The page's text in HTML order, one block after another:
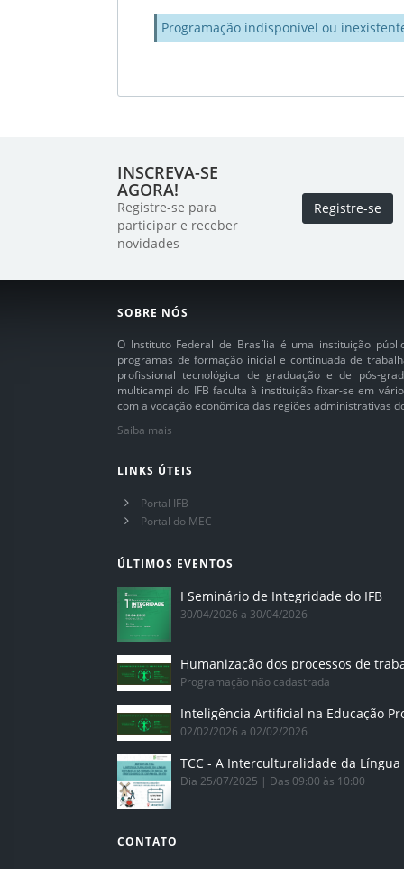
Programação indisponível ou
INSCREVA-SE
AGORA!
Registre-se para
participar e receber
novidades
Registre-se
SOBRE NÓS
O Instituto Federal de Brasília é uma instituição
programas de formação inicial e continuada de
profissional tecnológica de graduação e de pós-
multicampi do IFB faculta à instituição fixar-se em
com a vocação econômica das regiões administrativas
Saiba mais
LINKS ÚTEIS
Portal IFB
Portal do MEC
ÚLTIMOS EVENTOS
I Seminário de Integridade do IFB
30/04/2026 a 30/04/2026
Humanização dos processos de
Programação não cadastrada
02/02/2026 a 02/02/2026
Dia 25/07/2025 | Das 09:00 às 10:00
CONTATO